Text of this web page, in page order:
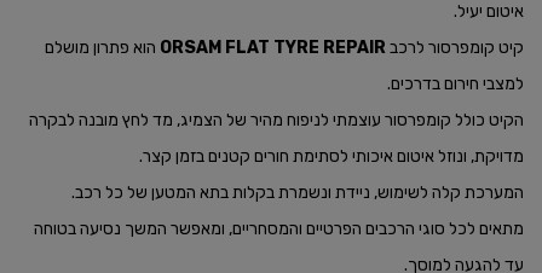
איטום יעיל.
קיט קומפרסור לרכבORSAM FLAT TYRE REPAIR הוא פתרון מושלם
למצבי חירום בדרכים.
הקיט כולל קומפרסור עוצמתי לניפוח מהיר של הצמיג, מד לחץ מובנה לבקרה
מדויקת, ונוזל איטום איכותי לסתימת חורים קטנים בזמן קצר.
המערכת קלה לשימוש, ניידת ונשמרת בקלות בתא המטען של כל רכב.
מתאים לכל סוגי הרכבים הפרטיים והמסחריים, ומאפשר המשך נסיעה בטוחה
עד להגעה למוסך.